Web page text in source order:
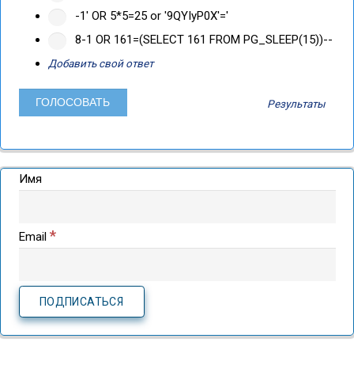
-1' OR 5*5=25 or '9QYIyP0X'='
8-1 OR 161=(SELECT 161 FROM PG_SLEEP(15))--
Добавить свой ответ
Результаты
Имя
Email *